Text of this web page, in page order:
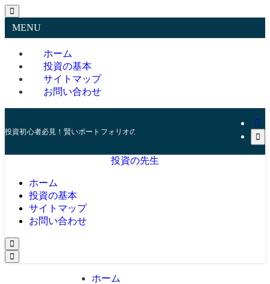
MENU
ホーム
投資の基本
サイトマップ
お問い合わせ
投資初心者必見！賢いポートフォリオの組み方とリスク管理の秘訣
投資の先生
ホーム
投資の基本
サイトマップ
お問い合わせ
ホーム